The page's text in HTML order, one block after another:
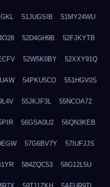
51JUGSIB 51MY24WU
52D4GH9B 52FJKYTB
52W5K0BY 52XXY91Q
54PKU5CO 551HGV0S
55JKJF3L 55NCOA72
56GSA0U2 56QN3KEB
57G6BV7Y 57IUFJJS
584ZQC53 58G12L5U